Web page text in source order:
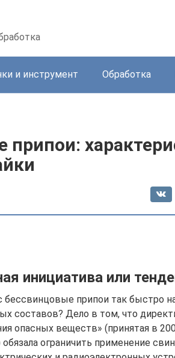
и инструмент Обработка
припои:
инициатива или
бессвинцовые припои так быстро
составов? Дело в том, что
опасных веществ» (принятая в
обязала ограничить применение